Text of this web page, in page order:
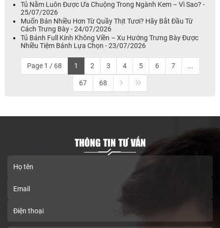
Tủ Nằm Luôn Được Ưa Chuộng Trong Ngành Kem – Vì Sao? -
25/07/2026
Muốn Bán Nhiều Hơn Từ Quầy Thịt Tươi? Hãy Bắt Đầu Từ
Cách Trưng Bày - 24/07/2026
Tủ Bánh Full Kính Không Viền – Xu Hướng Trưng Bày Được
Nhiều Tiệm Bánh Lựa Chọn - 23/07/2026
Page 1 / 68 1 2 3 4 5 6 7 ...
67 68
THÔNG TIN TƯ VẤN